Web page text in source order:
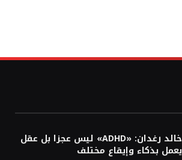
خالد رغدان: «ADHD» ليس عجزا بل عقل
يعمل بذكاء وإيقاع مختلف